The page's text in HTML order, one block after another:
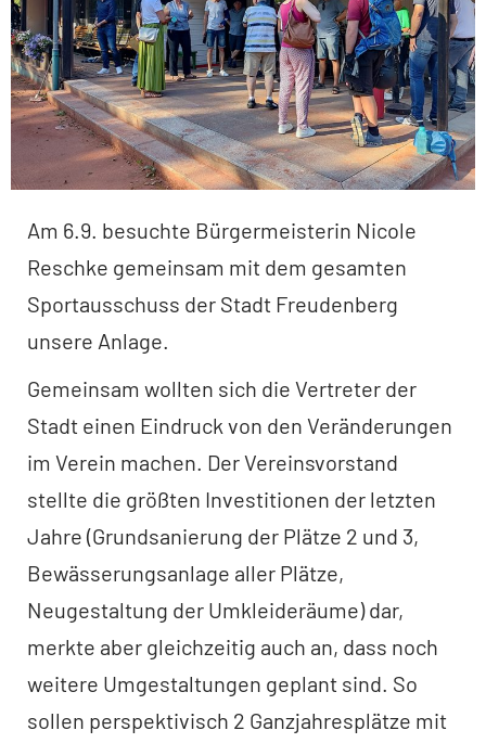
Am 6.9. besuchte Bürgermeisterin Nicole
Reschke gemeinsam mit dem gesamten
Sportausschuss der Stadt Freudenberg
unsere Anlage.
Gemeinsam wollten sich die Vertreter der
Stadt einen Eindruck von den Veränderungen
im Verein machen. Der Vereinsvorstand
stellte die größten Investitionen der letzten
Jahre (Grundsanierung der Plätze 2 und 3,
Bewässerungsanlage aller Plätze,
Neugestaltung der Umkleideräume) dar,
merkte aber gleichzeitig auch an, dass noch
weitere Umgestaltungen geplant sind. So
sollen perspektivisch 2 Ganzjahresplätze mit